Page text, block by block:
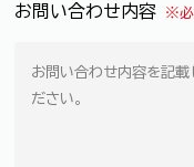
お問い合わせ内容 ※必